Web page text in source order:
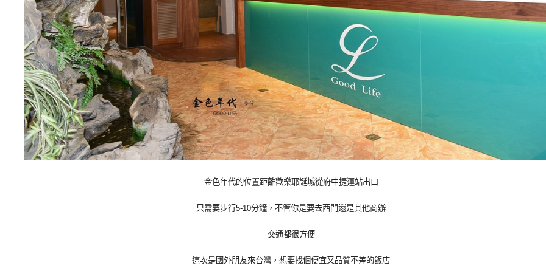
金色年代的位置距離歡樂耶誕城從府中捷運站出口
只需要步行5-10分鐘，不管你是要去西門還是其他商辦
交通都很方便
這次是國外朋友來台灣，想要找個便宜又品質不差的飯店